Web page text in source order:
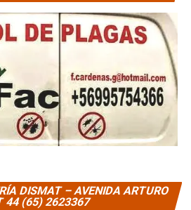
DISMAT – AVENIDA ARTURO
44 (65) 2623367